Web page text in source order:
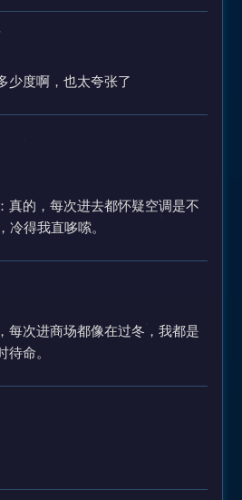
少度啊，也太夸张了
真的，每次进去都怀疑空调是不
冷得我直哆嗦。
每次进商场都像在过冬，我都是
待命。